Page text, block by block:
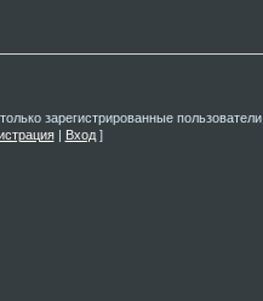
зарегистрированные пользователи.
| Вход]